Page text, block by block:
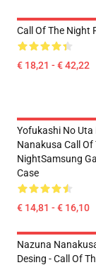
Call Of The Night
€ 18,21 - € 42,22
Yofukashi No Uta
Nanakusa Call Of
NightSamsung
Case
€ 14,81 - € 16,10
Nazuna
Desing - Call Of